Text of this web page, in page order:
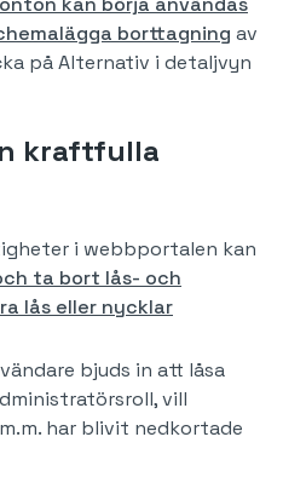
borttagning av
på Alternativ i detaljvyn
kraftfulla
i webbportalen kan
ta bort lås- och
lås eller nycklar
bjuds in att låsa
vill
har blivit nedkortade